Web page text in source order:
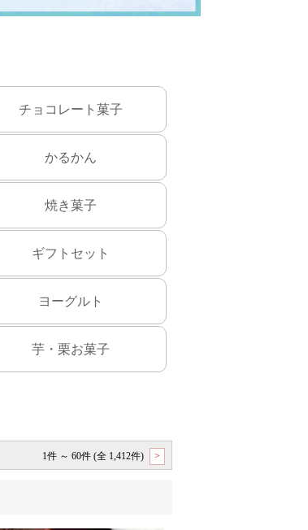
チョコレート菓子
かるかん
焼き菓子
ギフトセット
ヨーグルト
芋・栗お菓子
1件 ～ 60件 (全 1,412件) >